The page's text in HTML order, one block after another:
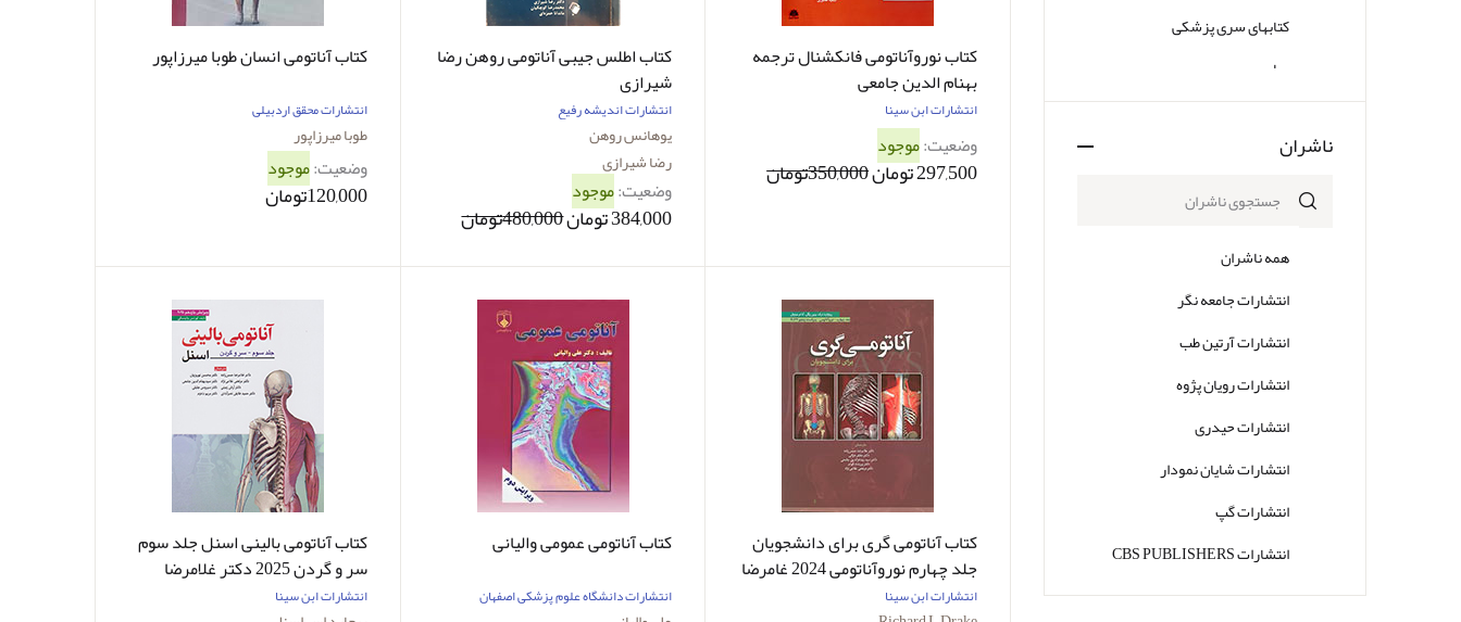
کتابهای سری پزشکی
سایر
ناشران
همه ناشران
انتشارات جامعه نگر
انتشارات آرتین طب
انتشارات رویان پژوه
انتشارات حیدری
انتشارات شایان نمودار
انتشارات گپ
انتشارات CBS PUBLISHERS
انتشارات Thieme
کتاب نوروآناتومی فانکشنال ترجمه
بهنام الدین جامعی
انتشارات ابن سینا
وضعیت:موجود
297,500 تومان 350,000تومان
کتاب اطلس جیبی آناتومی روهن رضا
شیرازی
انتشارات اندیشه رفیع
یوهانس روهن
رضا شیرازی
وضعیت:موجود
384,000 تومان 480,000تومان
کتاب آناتومی انسان طوبا میرزاپور
انتشارات محقق اردبیلی
طوبا میرزاپور
وضعیت:موجود
120,000تومان
کتاب آناتومی گری برای دانشجویان
جلد چهارم نوروآناتومی 2024 غامرضا
حسن راده
انتشارات ابن سینا
کتاب آناتومی عمومی والیانی
انتشارات دانشگاه علوم پزشکی اصفهان
کتاب آناتومی بالینی اسنل جلد سوم
سر و گردن 2025 دکتر غلامرضا
حسن زاده
انتشارات ابن سینا